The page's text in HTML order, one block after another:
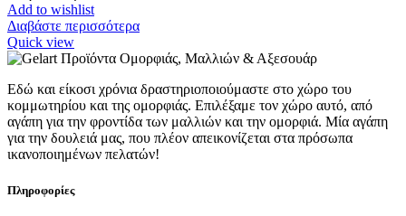
Add to wishlist
Διαβάστε περισσότερα
Quick view
Εδώ και είκοσι χρόνια δραστηριοποιούμαστε στο χώρο του
κομμωτηρίου και της ομορφιάς. Επιλέξαμε τον χώρο αυτό, από
αγάπη για την φροντίδα των μαλλιών και την ομορφιά. Μία αγάπη
για την δουλειά μας, που πλέον απεικονίζεται στα πρόσωπα
ικανοποιημένων πελατών!
Πληροφορίες